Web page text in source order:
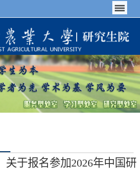
关于报名参加2026年中国研